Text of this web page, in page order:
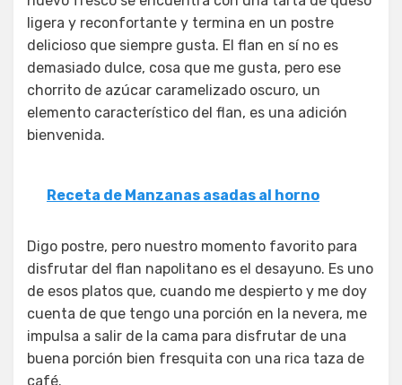
ligera y reconfortante y termina en un postre
delicioso que siempre gusta. El flan en sí no es
demasiado dulce, cosa que me gusta, pero ese
chorrito de azúcar caramelizado oscuro, un
elemento característico del flan, es una adición
bienvenida.
Receta de Manzanas asadas al horno
Digo postre, pero nuestro momento favorito para
disfrutar del flan napolitano es el desayuno. Es uno
de esos platos que, cuando me despierto y me doy
cuenta de que tengo una porción en la nevera, me
impulsa a salir de la cama para disfrutar de una
buena porción bien fresquita con una rica taza de
café.